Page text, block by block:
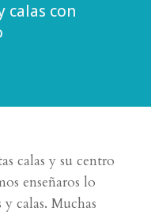
calas con
calas y su centro
enseñaros lo
y calas.Muchas